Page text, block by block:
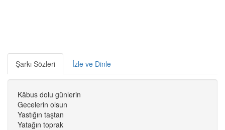
Şarkı Sözleri İzle ve Dinle
Kâbus dolu günlerin
Gecelerin olsun
Yastığın taştan
Yatağın toprak